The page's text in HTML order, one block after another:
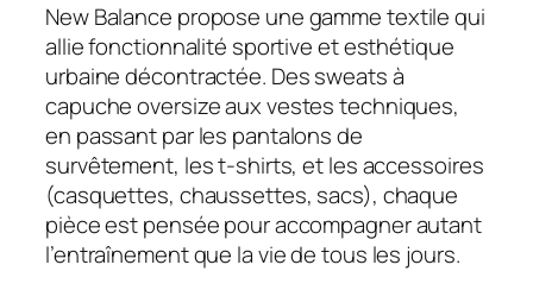
New Balance propose une gamme textile qui
allie fonctionnalité sportive et esthétique
urbaine décontractée. Des sweats à
capuche oversize aux vestes techniques,
en passant par les pantalons de
survêtement, les t-shirts, et les accessoires
(casquettes, chaussettes, sacs), chaque
pièce est pensée pour accompagner autant
l’entraînement que la vie de tous les jours.